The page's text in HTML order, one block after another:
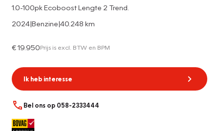
1.0-100pk Ecoboost Lengte 2 Trend.
2024|Benzine|40.248 km
€ 19.950Prijs is excl. BTW en BPM
Ik heb interesse
Bel ons op 058-2333444